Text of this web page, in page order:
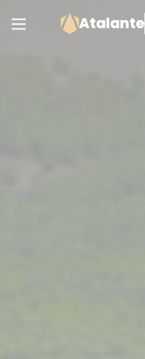
Atalante